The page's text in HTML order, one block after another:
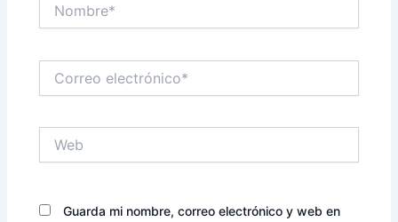
electrónico*
Guarda mi nombre, correo electrónico y web en